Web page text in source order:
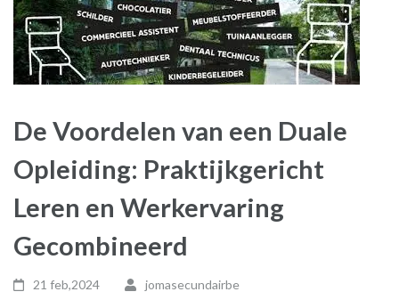
De Voordelen van een Duale
Opleiding: Praktijkgericht
Leren en Werkervaring
Gecombineerd
21 feb,2024
jomasecundairbe